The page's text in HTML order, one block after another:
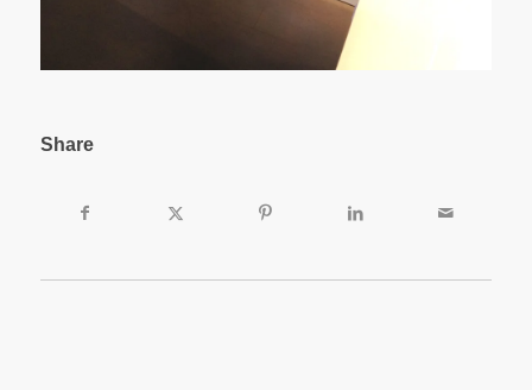
Share